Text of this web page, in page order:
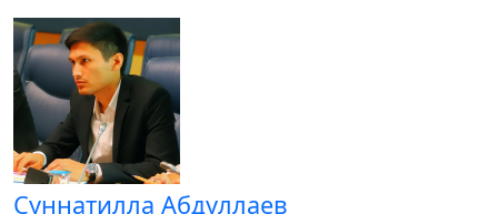
Суннатилла Абдуллаев